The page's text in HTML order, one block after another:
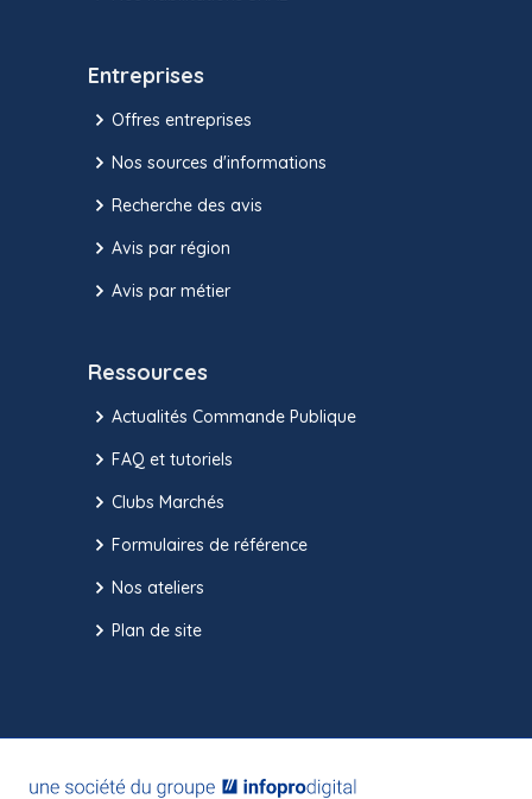
Entreprises
Offres entreprises
Nos sources d'informations
Recherche des avis
Avis par région
Avis par métier
Ressources
Actualités Commande Publique
FAQ et tutoriels
Clubs Marchés
Formulaires de référence
Nos ateliers
Plan de site